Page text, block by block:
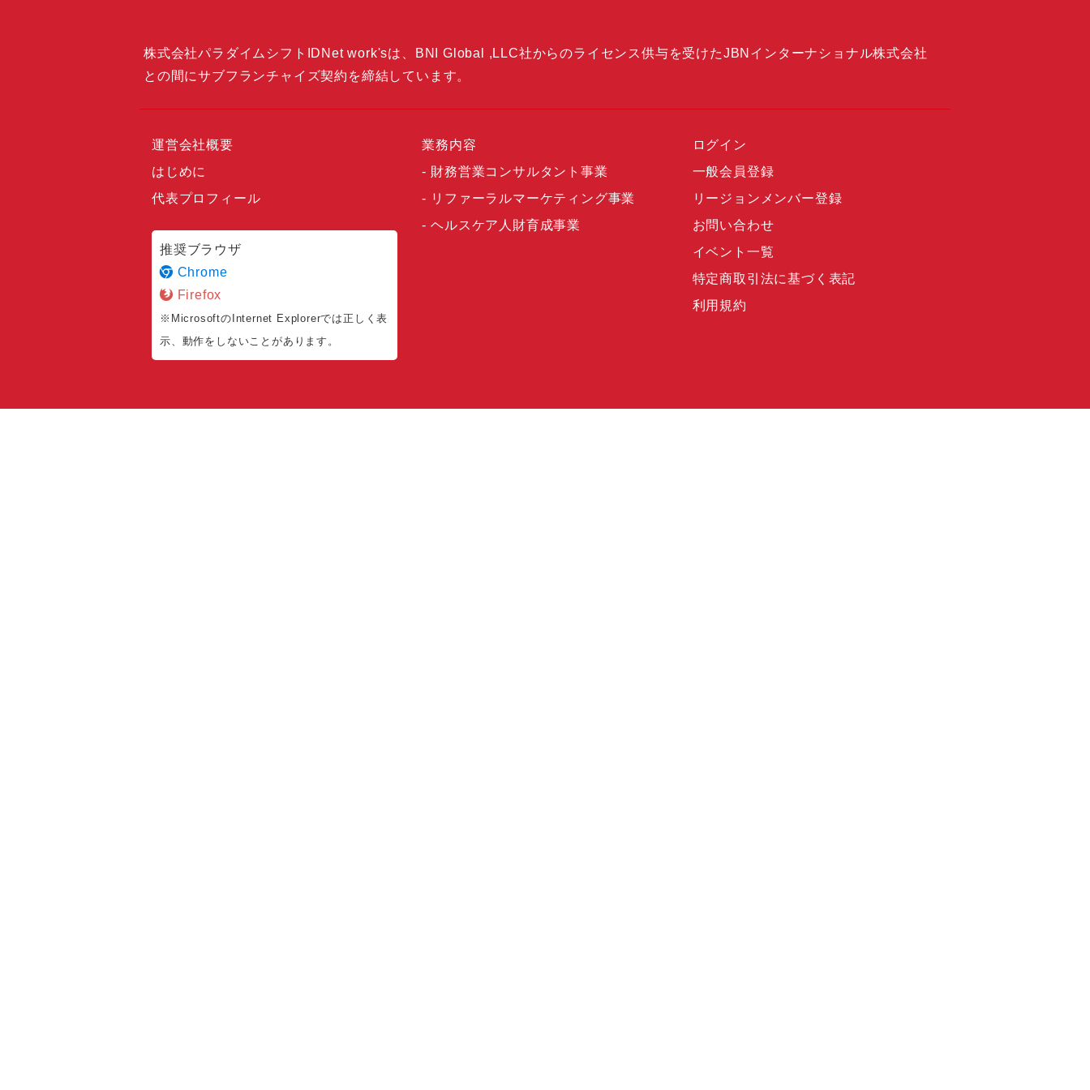
株式会社パラダイムシフトIDNet work'sは、BNI Global ,LLC社からのライセンス供与を受けたJBNインターナショナル株式会社
との間にサブフランチャイズ契約を締結しています。
運営会社概要
はじめに
代表プロフィール
推奨ブラウザ
Chrome
Firefox
※MicrosoftのInternet Explorerでは正しく表
示、動作をしないことがあります。
業務内容
財務営業コンサルタント事業
リファーラルマーケティング事業
ヘルスケア人財育成事業
ログイン
一般会員登録
リージョンメンバー登録
お問い合わせ
イベント一覧
特定商取引法に基づく表記
利用規約